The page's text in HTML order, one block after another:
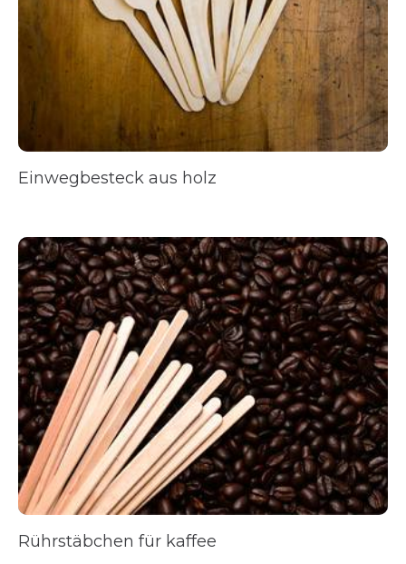
Einwegbesteck aus holz
Rührstäbchen für kaffee